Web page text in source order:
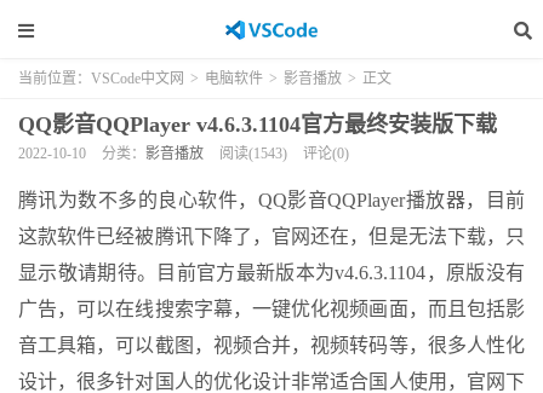
当前位置： VSCode中文网 > 电脑软件 > 影音播放 > 正文
QQ影音QQPlayer v4.6.3.1104官方最终安装版下载
2022-10-10 分类： 影音播放 阅读(1543) 评论(0)
腾讯为数不多的良心软件，QQ影音QQPlayer播放器，目前
这款软件已经被腾讯下降了，官网还在，但是无法下载，只
显示敬请期待。目前官方最新版本为v4.6.3.1104，原版没有
广告，可以在线搜索字幕，一键优化视频画面，而且包括影
音工具箱，可以截图，视频合并，视频转码等，很多人性化
设计，很多针对国人的优化设计非常适合国人使用，官网下